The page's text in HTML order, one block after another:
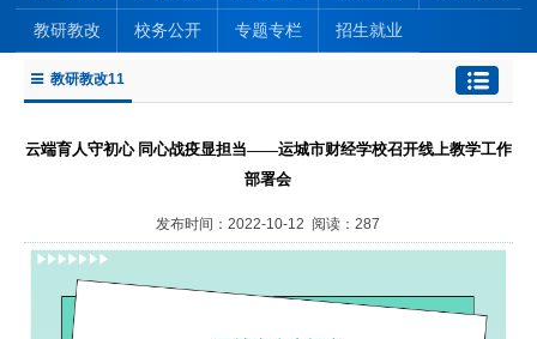
教研教改 校务公开 专题专栏 招生就业
教研教改11
云端育人守初心 同心战疫显担当——运城市财经学校召开线上教学工作
部署会
发布时间：2022-10-12 阅读：287